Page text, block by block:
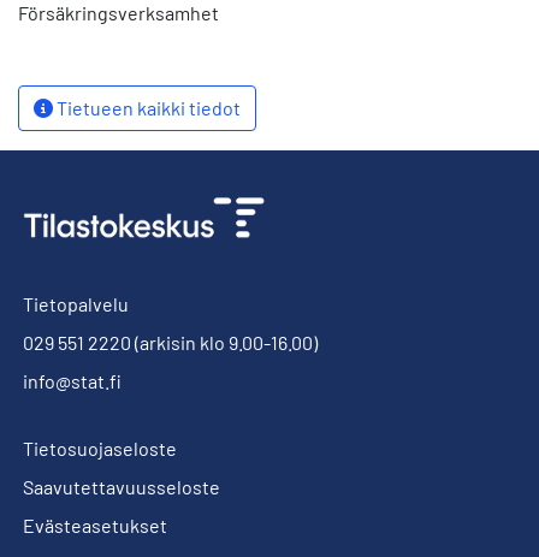
Försäkringsverksamhet
Tietueen kaikki tiedot
Tietopalvelu
029 551 2220 (arkisin klo 9.00-16.00)
info@stat.fi
Tietosuojaseloste
Saavutettavuusseloste
Evästeasetukset